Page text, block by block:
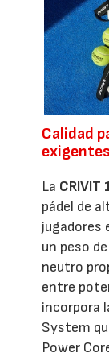
Calidad
exigentes
La CRIVIT
pádel de
jugadores
un peso
neutro
entre
incorpora
System
Power